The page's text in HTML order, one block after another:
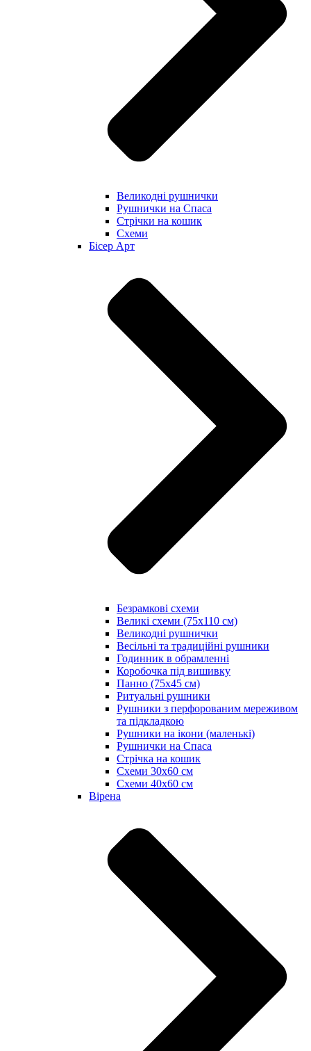
Великодні рушнички
Рушнички на Спаса
Стрічки на кошик
Схеми
Бісер Арт
Безрамкові схеми
Великі схеми (75х110 см)
Великодні рушнички
Весільні та традиційні рушники
Годинник в обрамленні
Коробочка під вишивку
Панно (75х45 см)
Ритуальні рушники
Рушники з перфорованим мереживом
та підкладкою
Рушники на ікони (маленькі)
Рушнички на Спаса
Стрічка на кошик
Схеми 30х60 см
Схеми 40х60 см
Вірена